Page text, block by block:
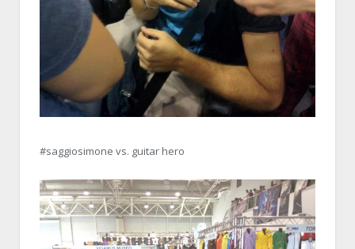
#saggiosimone vs. guitar hero